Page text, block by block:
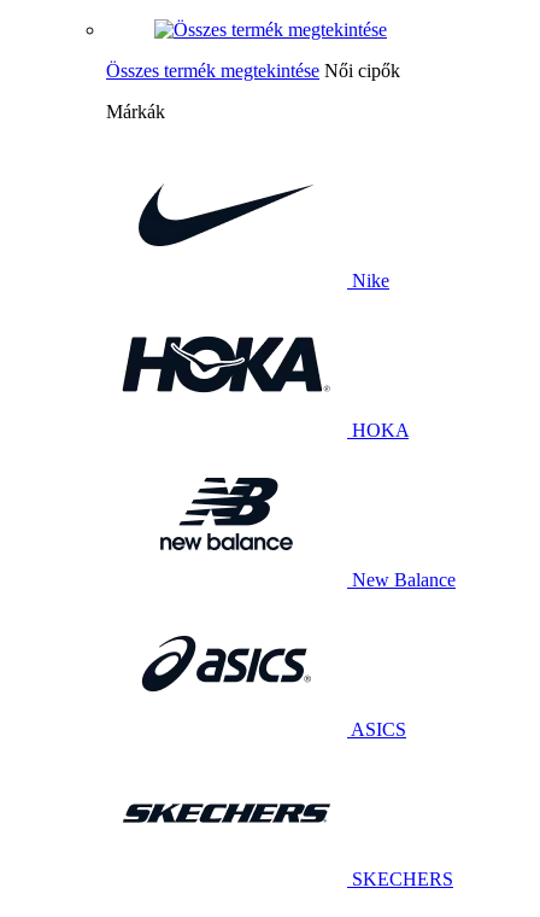
Összes termék megtekintése Női cipők
Márkák
Nike
HOKA
New Balance
ASICS
SKECHERS